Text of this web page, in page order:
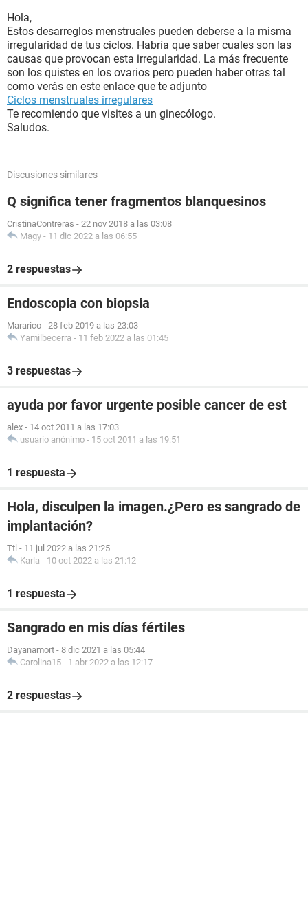
Hola,
Estos desarreglos menstruales pueden deberse a la misma
irregularidad de tus ciclos. Habría que saber cuales son las
causas que provocan esta irregularidad. La más frecuente
son los quistes en los ovarios pero pueden haber otras tal
como verás en este enlace que te adjunto
Ciclos menstruales irregulares
Te recomiendo que visites a un ginecólogo.
Saludos.
Discusiones similares
Q significa tener fragmentos blanquesinos
CristinaContreras - 22 nov 2018 a las 03:08
Magy - 11 dic 2022 a las 06:55
2 respuestas
Endoscopia con biopsia
Mararico - 28 feb 2019 a las 23:03
Yamilbecerra - 11 feb 2022 a las 01:45
3 respuestas
ayuda por favor urgente posible cancer de est
alex - 14 oct 2011 a las 17:03
usuario anónimo - 15 oct 2011 a las 19:51
1 respuesta
Hola, disculpen la imagen.¿Pero es sangrado de
implantación?
Ttl - 11 jul 2022 a las 21:25
Karla - 10 oct 2022 a las 21:12
1 respuesta
Sangrado en mis días fértiles
Dayanamort - 8 dic 2021 a las 05:44
Carolina15 - 1 abr 2022 a las 12:17
2 respuestas